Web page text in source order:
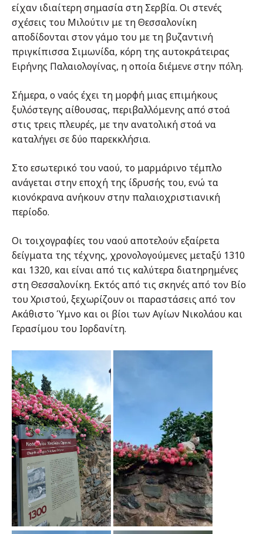
είχαν ιδιαίτερη σημασία στη Σερβία. Οι στενές
σχέσεις του Μιλούτιν με τη Θεσσαλονίκη
αποδίδονται στον γάμο του με τη βυζαντινή
πριγκίπισσα Σιμωνίδα, κόρη της αυτοκράτειρας
Ειρήνης Παλαιολογίνας, η οποία διέμενε στην πόλη.
Σήμερα, ο ναός έχει τη μορφή μιας επιμήκους
ξυλόστεγης αίθουσας, περιβαλλόμενης από στοά
στις τρεις πλευρές, με την ανατολική στοά να
καταλήγει σε δύο παρεκκλήσια.
Στο εσωτερικό του ναού, το μαρμάρινο τέμπλο
ανάγεται στην εποχή της ίδρυσής του, ενώ τα
κιονόκρανα ανήκουν στην παλαιοχριστιανική
περίοδο.
Οι τοιχογραφίες του ναού αποτελούν εξαίρετα
δείγματα της τέχνης, χρονολογούμενες μεταξύ 1310
και 1320, και είναι από τις καλύτερα διατηρημένες
στη Θεσσαλονίκη. Εκτός από τις σκηνές από τον Βίο
του Χριστού, ξεχωρίζουν οι παραστάσεις από τον
Ακάθιστο Ύμνο και οι βίοι των Αγίων Νικολάου και
Γερασίμου του Ιορδανίτη.